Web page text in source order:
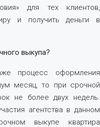
для тех клиентов,
и получить деньги в
выкупа?
процесс оформления
месяц, то при срочной
не более двух недель.
агентства в данном
выкупе квартира